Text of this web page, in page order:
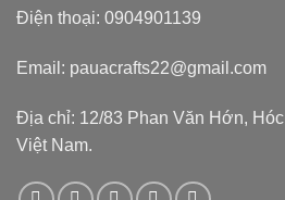
Điện thoại: 0904901139
Email: pauacrafts22@gmail.com
Địa chỉ: 12/83 Phan Văn Hớn,
Việt Nam.